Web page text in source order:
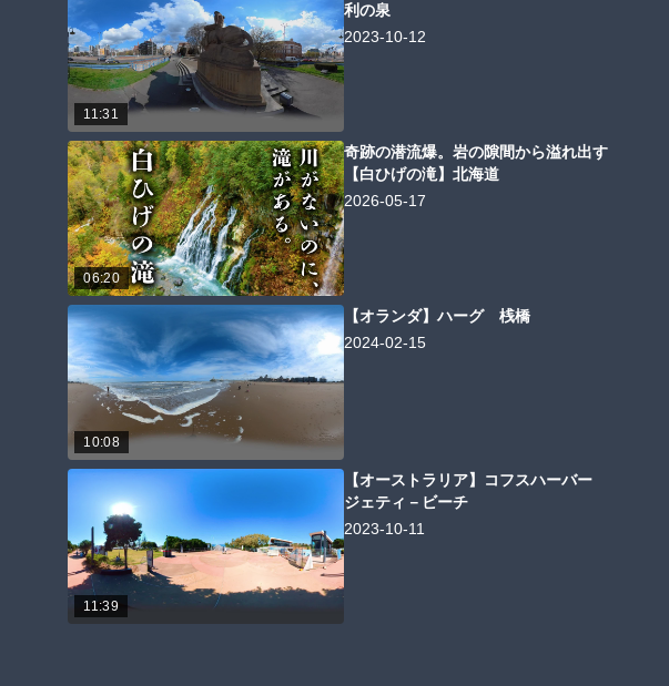
11:31
利の泉
2023-10-12
06:20
奇跡の潜流爆。岩の隙間から溢れ出す
【白ひげの滝】北海道
2026-05-17
10:08
【オランダ】ハーグ 桟橋
2024-02-15
11:39
【オーストラリア】コフスハーバー
ジェティ－ビーチ
2023-10-11